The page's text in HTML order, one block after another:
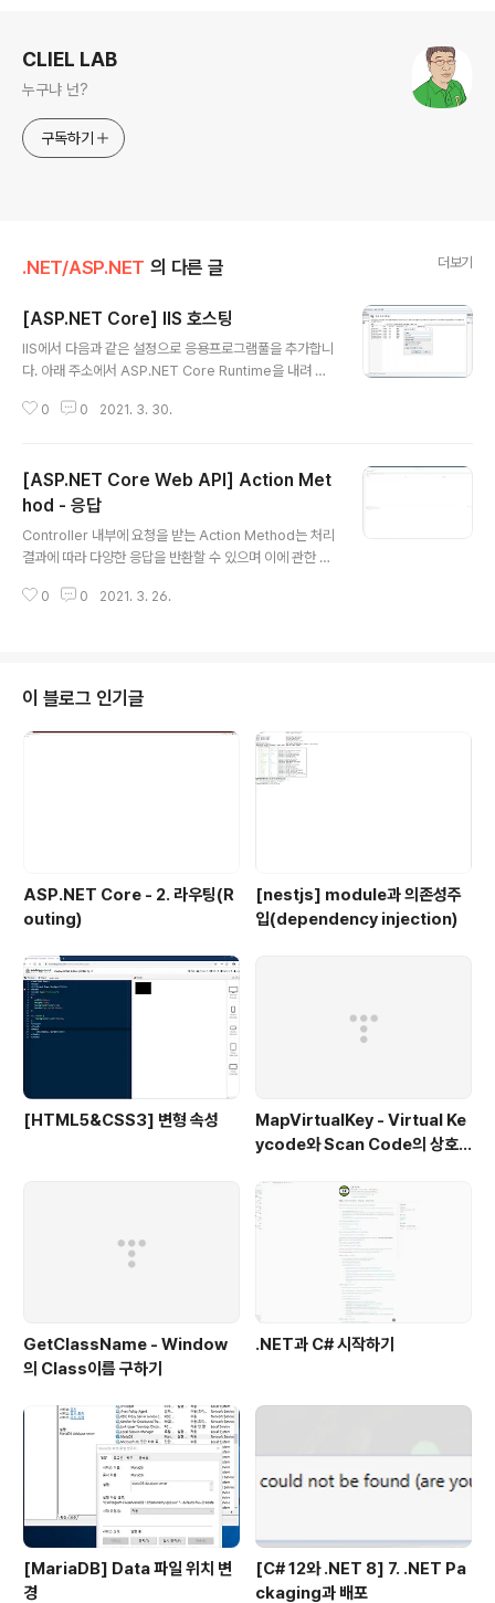
CLIEL LAB
누구냐 넌?
구독하기
.NET/ASP.NET 의 다른 글 더보기
[ASP.NET Core] IIS 호스팅
IIS에서 다음과 같은 설정으로 응용프로그램풀을 추가합니
다. 아래 주소에서 ASP.NET Core Runtime을 내려 받
3.1을 배포하는 경우라도 상관없습니다. Download AS
ASP.NET Core 5.0 Runtime (v5.0.4) - Windows
Hosting Bundle Installer Supported on Window
s, Linux, and macOS Get Started dotnet.microso
ft.com IIS에서 웹사이트를 추가합니다. 프로젝트가 배..
0 0 2021. 3. 30.
[ASP.NET Core Web API] Action Met
hod - 응답
Controller 내부에 요청을 받는 Action Method는 처리
결과에 따라 다양한 응답을 반환할 수 있으며 이에 관한 대
상태 값을 반환하려면 우선 반환형 식이 IActionResult로
public IActionResult Get() { return Ok(); } 참고로 O
K() 메서드 뿐만 아니라 아래에 설명되는 거의 모든 메서드
는 단독으로 응답을 하거나 필요한 경우 문자열, 객체 등을
전달해 상태 응답과 함께 위에 보시는 것처럼 구체적인 ..
0 0 2021. 3. 26.
이 블로그 인기글
ASP.NET Core - 2. 라우팅(R
outing)
[nestjs] module과 의존성주
입(dependency injection)
[HTML5&CSS3] 변형 속성
MapVirtualKey - Virtual Ke
ycode와 Scan Code의 상호
GetClassName - Window
의 Class이름 구하기
.NET과 C# 시작하기
[MariaDB] Data 파일 위치 변
경
[C# 12와 .NET 8] 7. .NET Pa
ckaging과 배포